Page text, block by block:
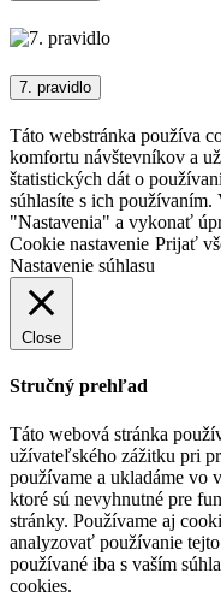
7. pravidlo
Táto webstránka používa
komfortu návštevníkov a
štatistických dát o
súhlasíte s ich
"Nastavenia" a vykonať
Cookie nastavenie Prijať
Nastavenie súhlasu
Close
Stručný prehľad
Táto webová stránka
užívateľského zážitku pri
používame a ukladáme vo
ktoré sú nevyhnutné pre
stránky. Používame aj
analyzovať používanie
používané iba s vaším
cookies.